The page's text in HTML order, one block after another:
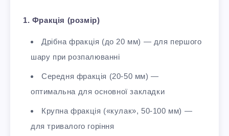
1. Фракція (розмір)
Дрібна фракція (до 20 мм) — для першого
шару при розпалюванні
Середня фракція (20-50 мм) —
оптимальна для основної закладки
Крупна фракція («кулак», 50-100 мм) —
для тривалого горіння